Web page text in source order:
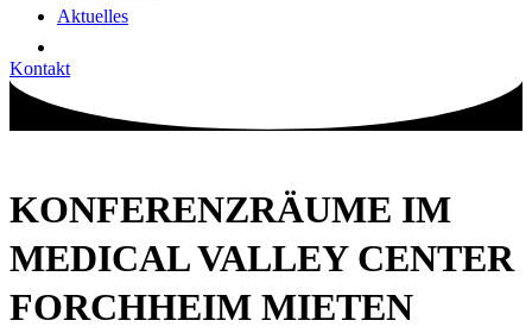
Aktuelles
Kontakt
KONFERENZ­RÄUME IM
MEDICAL VALLEY CENTER
FORCHHEIM MIETEN